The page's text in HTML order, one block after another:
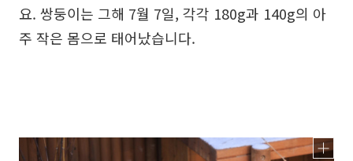
요. 쌍둥이는 그해 7월 7일, 각각 180g과 140g의 아
주 작은 몸으로 태어났습니다.